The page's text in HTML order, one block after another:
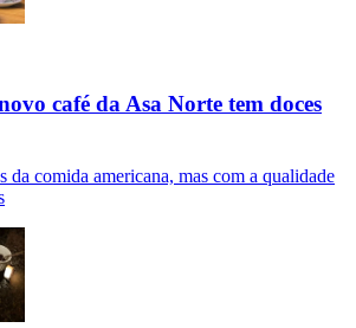
café da Asa Norte tem doces
da comida americana, mas com a qualidade